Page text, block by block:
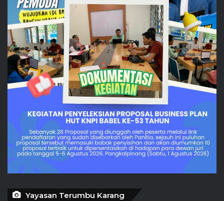
Yayasan Terumbu Karang